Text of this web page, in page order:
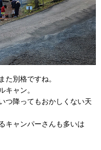
別格ですね。
ャン。
つ降ってもおかしくない天
キャンパーさんも多いは